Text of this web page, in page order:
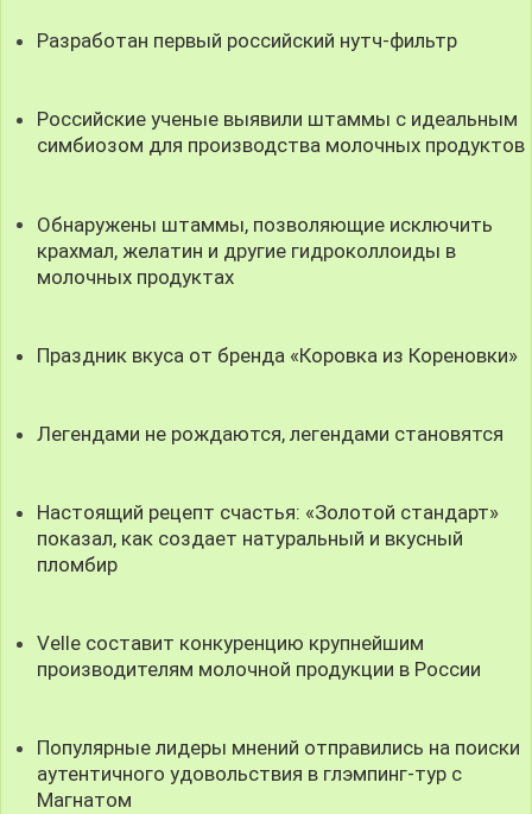
Разработан первый российский нутч-фильтр
Российские ученые выявили штаммы с идеальным
симбиозом для производства молочных продуктов
Обнаружены штаммы, позволяющие исключить
крахмал, желатин и другие гидроколлоиды в
молочных продуктах
Праздник вкуса от бренда «Коровка из Кореновки»
Легендами не рождаются, легендами становятся
Настоящий рецепт счастья: «Золотой стандарт»
показал, как создает натуральный и вкусный
пломбир
Velle составит конкуренцию крупнейшим
производителям молочной продукции в России
Популярные лидеры мнений отправились на поиски
аутентичного удовольствия в глэмпинг-тур с
Магнатом